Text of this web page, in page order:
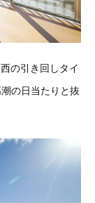
の引き回しタイ
の日当たりと抜